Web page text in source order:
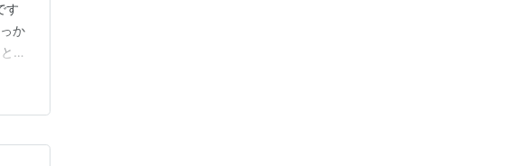
す
か
は
ん